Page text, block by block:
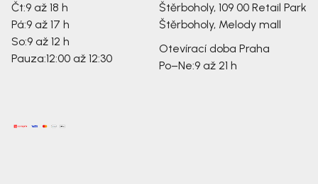
Čt:9 až 18 h
Pá:9 až 17 h
So:9 až 12 h
Pauza:12:00 až 12:30
Štěrboholy, 109 00 Retail Park
Štěrboholy, Melody mall
Otevírací doba Praha
Po–Ne:9 až 21 h